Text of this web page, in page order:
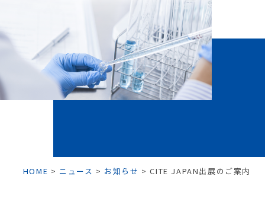
HOME > ニュース > お知らせ >CITE JAPAN出展のご案内